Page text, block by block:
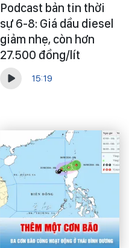
Podcast bản tin thời
sự 6-8: Giá dầu diesel
giảm nhẹ, còn hơn
27.500 đồng/lít
15:19